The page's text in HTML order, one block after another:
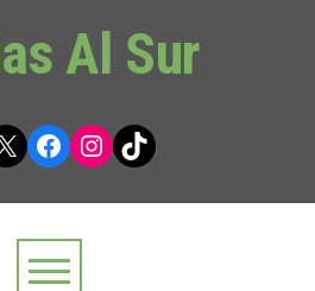
Al Sur
Facebook
Instagram
TikTok